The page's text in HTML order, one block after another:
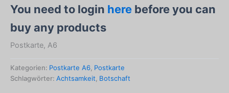
You need to login here before you can
buy any products
Postkarte, A6
Kategorien: Postkarte A6 Postkarte
Schlagwörter: Achtsamkeit Botschaft